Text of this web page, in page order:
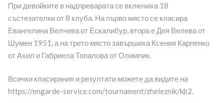
При девойките в надпреварата се включиха 18
състезателки от 8 клуба. На първо място се класира
Евангелина Велчева от Ескалибур, втора е Дея Велева от
Шумен 1951, а на трето място завършиха Ксения Карпенко
от Ахил и Габриела Топалова от Олимпик.
Всички класирания и резултати можете да видите на
https://engarde-service.com/tournament/zheleznik/kb2.